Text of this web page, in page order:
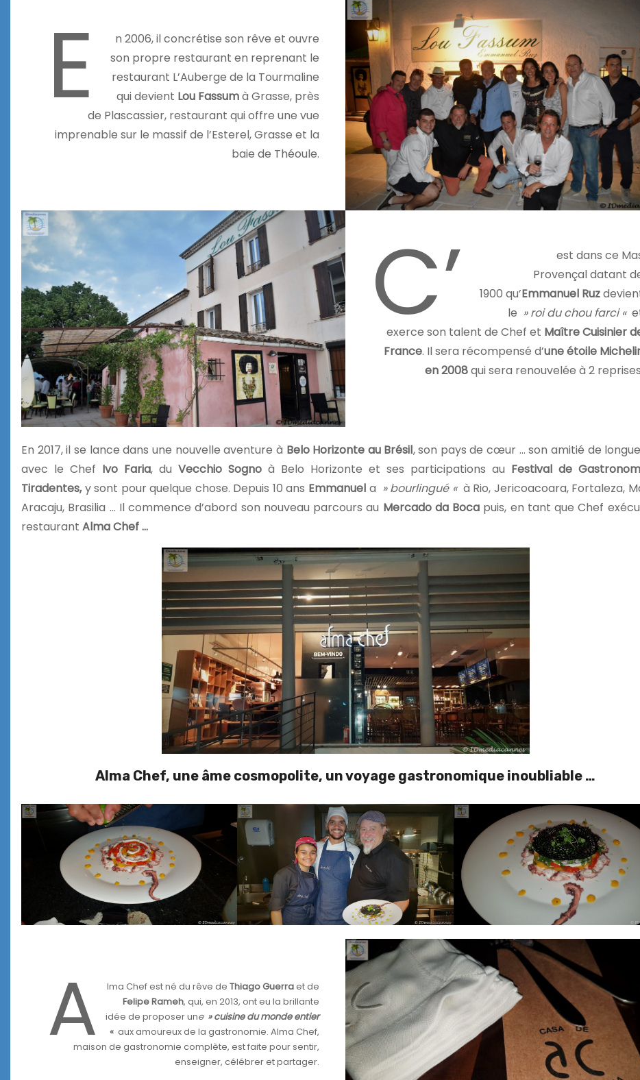
E
n 2006, il concrétise son rêve et ouvre
son propre restaurant en reprenant le
restaurant L’Auberge de la Tourmaline
qui devient Lou Fassumà Grasse, près
de Plascassier, restaurant qui offre une vue
imprenable sur le massif de l’Esterel, Grasse et la
baie de Théoule.
C’
est dans ce
Provençal datant
1900 qu’Emmanuel Ruz
le » roi du chou farci «
exerce son talent de Chef et Maître Cuisinier
France. Il sera récompensé d’une étoile
en 2008qui sera renouvelée à 2
En 2017, il se lance dans une nouvelle aventure à Belo Horizonte au Brésil, son pays de cœur … son amitié de
avec le Chef Ivo Faria, du Vecchio Sogno à Belo Horizonte et ses participations au Festival de
Tiradentes,y sont pour quelque chose. Depuis 10 ans Emmanuela » bourlingué « à Rio, Jericoacoara, Fortaleza,
Aracaju, Brasilia … Il commence d’abord son nouveau parcours au Mercado da Boca puis, en tant que Chef
restaurant Alma Chef …
Alma Chef, une âme cosmopolite, un voyage gastronomique inoubliable …
A lma Chef est né du rêve deThiago Guerraet de
Felipe Rameh, qui, en 2013, ont eu la brillante
idée de proposer une» cuisine du monde entier
« aux amoureux de la gastronomie. Alma Chef,
maison de gastronomie complète, est faite pour sentir,
enseigner, célébrer et partager.